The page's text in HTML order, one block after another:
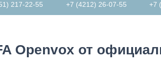
217-22-55
+7 (4212) 26-07-55
+7
Openvox от